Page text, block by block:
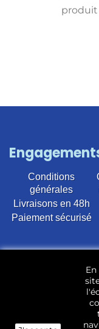
produit
Conditions
générales
Livraisons en 48h
Paiement sécurisé
d’occasion pour
22 400
vaisselle, Micro-
cuisson,